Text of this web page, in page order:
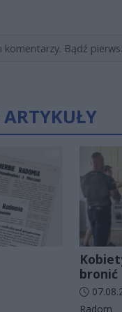
komentarzy. Bądź
bronić
Data
Kategorie
Radom